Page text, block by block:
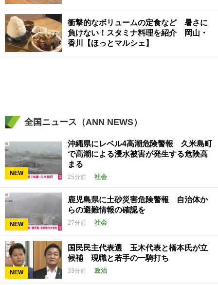
衝撃的なボリュームの定食など 暑さに
負けない！スタミナ料理を紹介 岡山・
香川【ほっとマルシェ】
全国ニュース（ANN NEWS）
NEW
沖縄県にレベル4高潮危険警報 久米島町
で高潮による浸水被害が発生する危険高
まる
25分前 社会
NEW
鹿児島県に土砂災害危険警報 自治体か
らの避難情報の確認を
27分前 社会
NEW
国民民主代表選 玉木代表と橋本氏が立
候補 現職と若手の一騎打ち
33分前 政治